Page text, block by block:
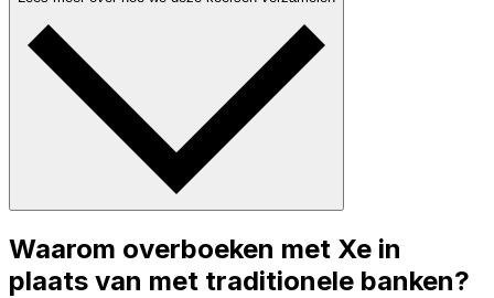
Waarom overboeken met Xe in
plaats van met traditionele banken?